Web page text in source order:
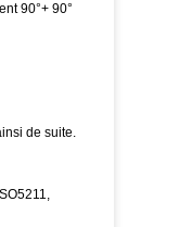
90°+ 90°
de suite.